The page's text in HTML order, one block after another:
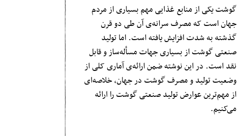
گوشت یکی از منابع غذایی مهم بسیاری از مردم
جهان است که مصرف سرانه‌ی آن طی دو قرن
گذشته به شدت افزایش یافته است. اما تولید
صنعتی گوشت از بسیاری جهات مسأله‌ساز و قابل
نقد است. در این نوشته ضمن ارائه‌ی آماری کلی از
وضعیت تولید و مصرف گوشت در جهان، خلاصه‌ای
از مهم‌ترین عوارض تولید صنعتی گوشت را ارائه
می‌کنیم.